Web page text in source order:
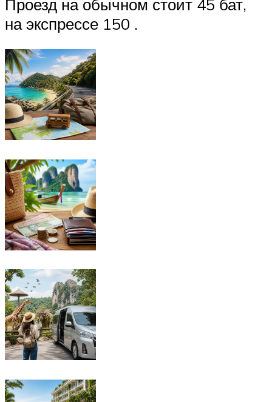
Проезд на обычном стоит 45 бат,
на экспрессе 150 .